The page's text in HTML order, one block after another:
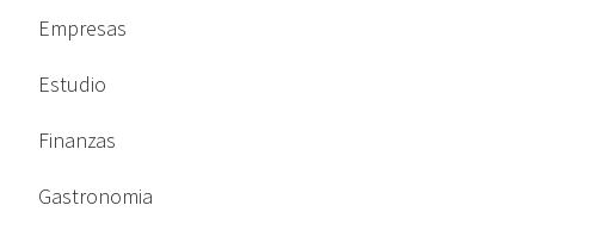
Empresas
Estudio
Finanzas
Gastronomia